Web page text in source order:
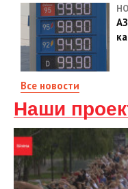
Все новости
Наши